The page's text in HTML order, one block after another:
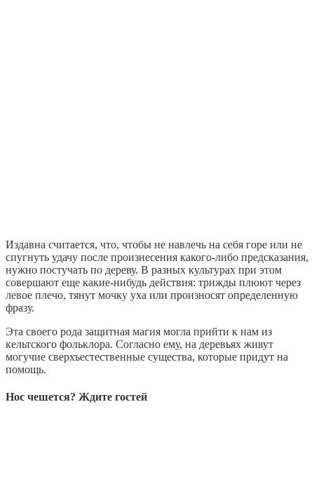
Издавна считается, что, чтобы не навлечь на себя горе или не
спугнуть удачу после произнесения какого-либо предсказания,
нужно постучать по дереву. В разных культурах при этом
совершают еще какие-нибудь действия: трижды плюют через
левое плечо, тянут мочку уха или произносят определенную
фразу.
Эта своего рода защитная магия могла прийти к нам из
кельтского фольклора. Согласно ему, на деревьях живут
могучие сверхъестественные существа, которые придут на
помощь.
Нос чешется? Ждите гостей